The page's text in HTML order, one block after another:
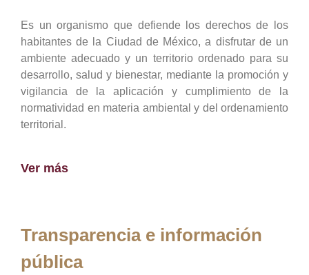
Es un organismo que defiende los derechos de los
habitantes de la Ciudad de México, a disfrutar de un
ambiente adecuado y un territorio ordenado para su
desarrollo, salud y bienestar, mediante la promoción y
vigilancia de la aplicación y cumplimiento de la
normatividad en materia ambiental y del ordenamiento
territorial.
Ver más
Transparencia e información
pública